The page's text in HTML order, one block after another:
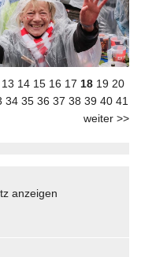
13 14 15 16 17 18 19 20
34 35 36 37 38 39 40 41
weiter >>
anzeigen